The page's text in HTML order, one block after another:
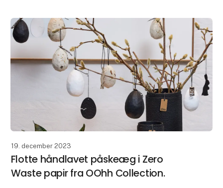
19. december 2023
Flotte håndlavet påskeæg i Zero
Waste papir fra OOhh Collection.